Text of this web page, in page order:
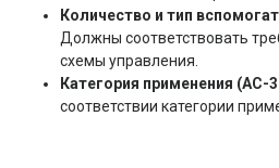
Количество и тип
Должны соответствовать
схемы управления.
Категория применения (AC-
соответствии категории